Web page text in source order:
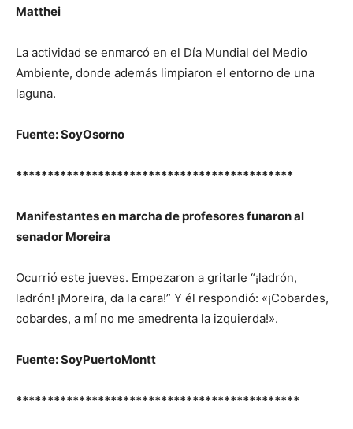
Matthei
La actividad se enmarcó en el Día Mundial del Medio
Ambiente, donde además limpiaron el entorno de una
laguna.
Fuente: SoyOsorno
********************************************
Manifestantes en marcha de profesores funaron al
senador Moreira
Ocurrió este jueves. Empezaron a gritarle “¡ladrón,
ladrón! ¡Moreira, da la cara!” Y él respondió: «¡Cobardes,
cobardes, a mí no me amedrenta la izquierda!».
Fuente: SoyPuertoMontt
*********************************************